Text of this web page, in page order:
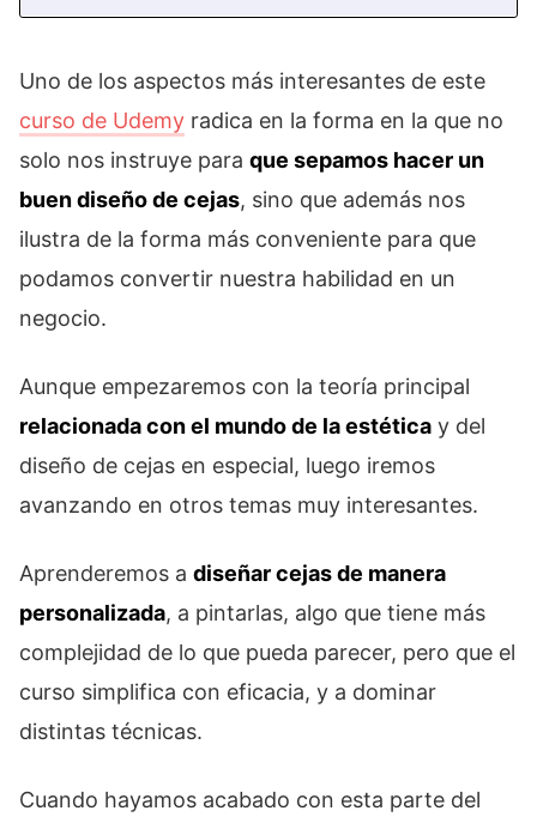
Uno de los aspectos más interesantes de este
curso de Udemy radica en la forma en la que no
solo nos instruye para que sepamos hacer un
buen diseño de cejas, sino que además nos
ilustra de la forma más conveniente para que
podamos convertir nuestra habilidad en un
negocio.
Aunque empezaremos con la teoría principal
relacionada con el mundo de la estética y del
diseño de cejas en especial, luego iremos
avanzando en otros temas muy interesantes.
Aprenderemos a diseñar cejas de manera
personalizada, a pintarlas, algo que tiene más
complejidad de lo que pueda parecer, pero que el
curso simplifica con eficacia, y a dominar
distintas técnicas.
Cuando hayamos acabado con esta parte del